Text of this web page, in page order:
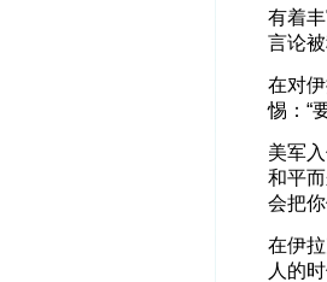
有着
言论被
在对
惕：“
美军
和平
会把
在伊
人的